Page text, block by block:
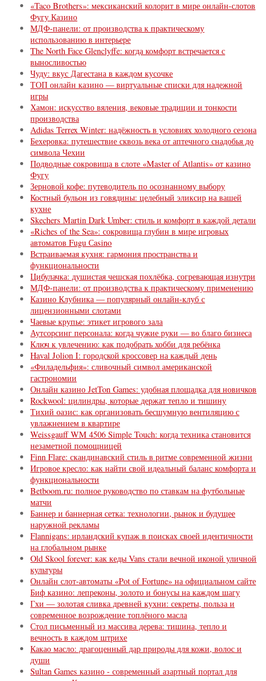
«Taco Brothers»: мексиканский колорит в мире онлайн-слотов
Фугу Казино
МДФ-панели: от производства к практическому
использованию в интерьере
The North Face Glenclyffe: когда комфорт встречается с
выносливостью
Чуду: вкус Дагестана в каждом кусочке
ТОП онлайн казино — виртуальные списки для надежной
игры
Хамон: искусство вяления, вековые традиции и тонкости
производства
Adidas Terrex Winter: надёжность в условиях холодного сезона
Бехеровка: путешествие сквозь века от аптечного снадобья до
символа Чехии
Подводные сокровища в слоте «Master of Atlantis» от казино
Фугу
Зерновой кофе: путеводитель по осознанному выбору
Костный бульон из говядины: целебный эликсир на вашей
кухне
Skechers Martin Dark Umber: стиль и комфорт в каждой детали
«Riches of the Sea»: сокровища глубин в мире игровых
автоматов Fugu Сasino
Встраиваемая кухня: гармония пространства и
функциональности
Цибулачка: душистая чешская похлёбка, согревающая изнутри
МДФ-панели: от производства к практическому применению
Казино Клубника — популярный онлайн-клуб с
лицензионными слотами
Чаевые крупье: этикет игрового зала
Аутсорсинг персонала: когда чужие руки — во благо бизнеса
Ключ к увлечению: как подобрать хобби для ребёнка
Haval Jolion I: городской кроссовер на каждый день
«Филадельфия»: сливочный символ американской
гастрономии
Онлайн казино JetTon Games: удобная площадка для новичков
Rockwool: цилиндры, которые держат тепло и тишину
Тихий оазис: как организовать бесшумную вентиляцию с
увлажнением в квартире
Weissgauff WM 4506 Simple Touch: когда техника становится
незаметной помощницей
Finn Flare: скандинавский стиль в ритме современной жизни
Игровое кресло: как найти свой идеальный баланс комфорта и
функциональности
Betboom.ru: полное руководство по ставкам на футбольные
матчи
Баннер и баннерная сетка: технологии, рынок и будущее
наружной рекламы
Flannigans: ирландский купаж в поисках своей идентичности
на глобальном рынке
Old Skool forever: как кеды Vans стали вечной иконой уличной
культуры
Онлайн слот-автоматы «Pot of Fortune» на официальном сайте
Биф казино: лепреконы, золото и бонусы на каждом шагу
Гхи — золотая сливка древней кухни: секреты, польза и
современное возрождение топлёного масла
Стол письменный из массива дерева: тишина, тепло и
вечность в каждом штрихе
Какао масло: драгоценный дар природы для кожи, волос и
души
Sultan Games казино - современный азартный портал для